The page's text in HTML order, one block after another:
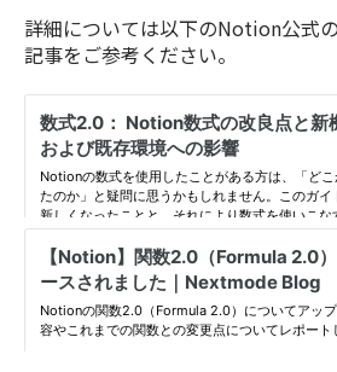
詳細については以下のNotion公式
記事をご参考ください。